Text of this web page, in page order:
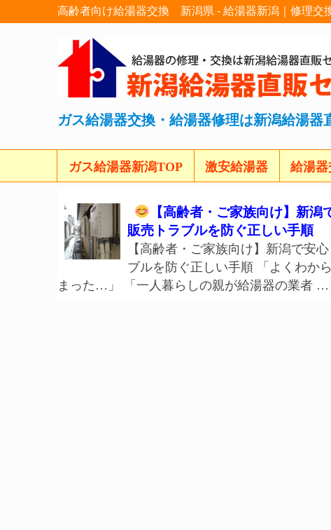
高齢者向け給湯器交換 新潟県 - 給湯器新潟｜修理交
ガス給湯器交換・給湯器修理は新潟給湯器
ガス給湯器新潟TOP 激安給湯器 給湯器
【高齢者・ご家族向け】新
販売トラブルを防ぐ正しい手順
【高齢者・ご家族向け】新潟で安
ブルを防ぐ正しい手順 「よくわか
まった…」 「一人暮らしの親が給湯器の業者 …